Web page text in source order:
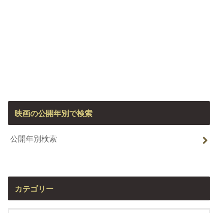
映画の公開年別で検索
公開年別検索
カテゴリー